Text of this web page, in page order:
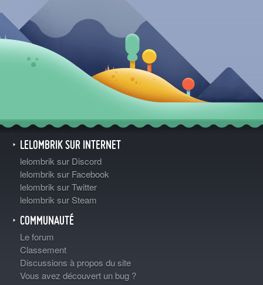
LELOMBRIK SUR INTERNET
lelombrik sur Discord
lelombrik sur Facebook
lelombrik sur Twitter
lelombrik sur Steam
COMMUNAUTÉ
Le forum
Classement
Discussions à propos du site
Vous avez découvert un bug ?